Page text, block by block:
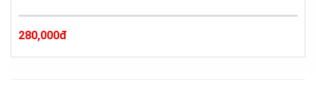
280,000đ